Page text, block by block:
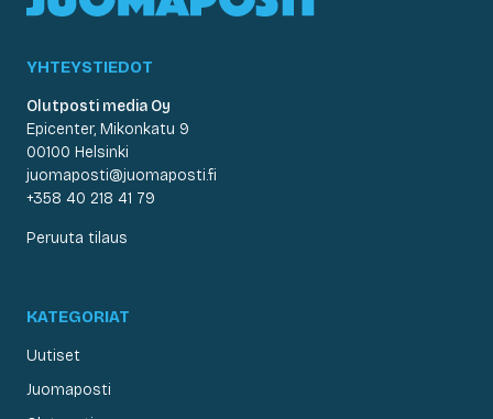
YHTEYSTIEDOT
Olutposti media Oy
Epicenter, Mikonkatu 9
00100 Helsinki
juomaposti@juomaposti.fi
+358 40 218 41 79
Peruuta tilaus
KATEGORIAT
Uutiset
Juomaposti